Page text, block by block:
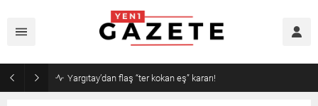
Narin cinayetinde amcadan olay mektup!